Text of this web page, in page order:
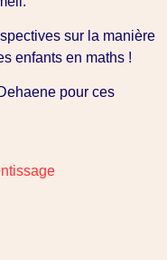
sur la manière
enfants en maths !
pour ces